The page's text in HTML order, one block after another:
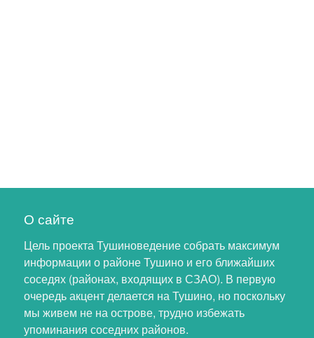
О сайте
Цель проекта Тушиноведение собрать максимум
информации о районе Тушино и его ближайших
соседях (районах, входящих в СЗАО). В первую
очередь акцент делается на Тушино, но поскольку
мы живем не на острове, трудно избежать
упоминания соседних районов.